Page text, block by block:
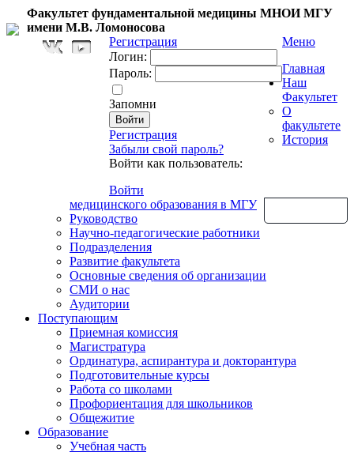
Факультет фундаментальной медицины МНОИ МГУ
имени М.В. Ломоносова
Регистрация
Логин:
Пароль:
Запомни
Регистрация
Забыли свой пароль?
Войти как пользователь:
Войти
Меню
Главная
Наш
Факультет
О
факультете
История
медицинского образования в МГУ
Руководство
Научно-педагогические работники
Подразделения
Развитие факультета
Основные сведения об организации
СМИ о нас
Аудитории
Поступающим
Приемная комиссия
Магистратура
Ординатура, аспирантура и докторантура
Подготовительные курсы
Работа со школами
Профориентация для школьников
Общежитие
Образование
Учебная часть